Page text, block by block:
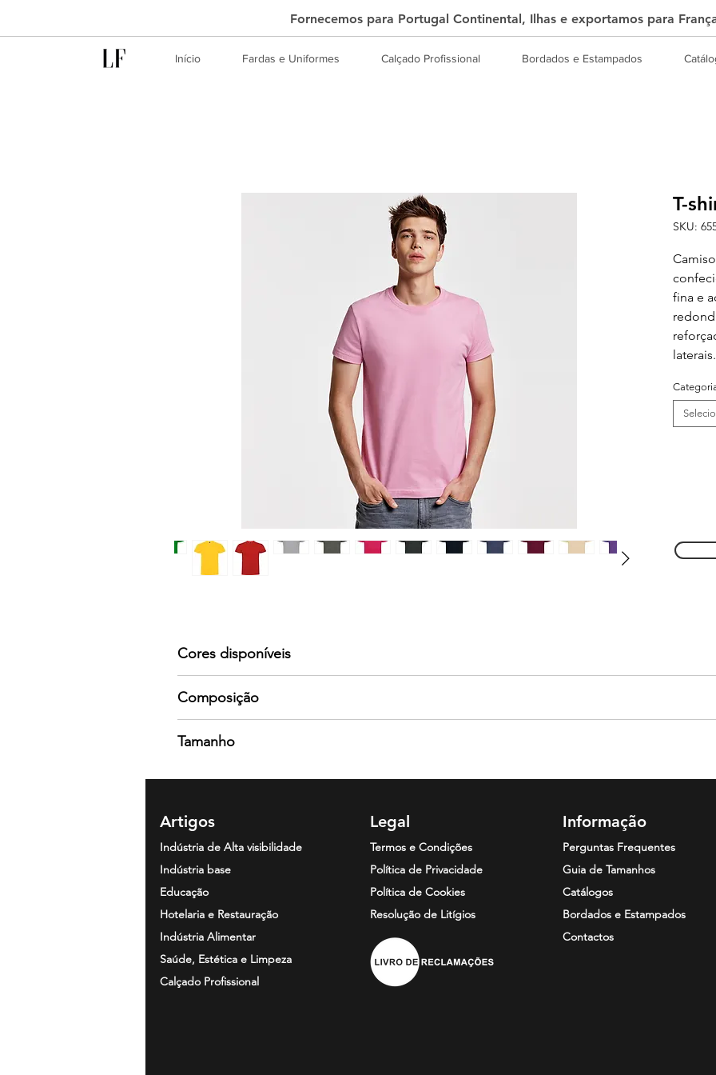
Fornecemos para Portugal Continental, Ilhas e exportamos para
Início Fardas e Uniformes Calçado Profissional Bordados e Estampados
T-
SKU:
fina e
laterais.
Cores disponíveis
Composição
85% algodão / 15% viscosa. Crianças: Unidades caixa 100. 100% algodão penteado, ponto liso,
Tamanho
Artigos
Indústria de Alta visibilidade
Indústria base
Educação
Hotelaria e Restauração
Indústria Alimentar
Saúde, Estética e Limpeza
Calçado Profissional
Legal
Termos e Condições
Política de Privacidade
Política de Cookies
Resolução de Litígios
Informação
Perguntas Frequentes
Guia de Tamanhos
Catálogos
Bordados e Estampados
Contactos